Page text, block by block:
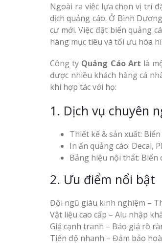
Ngoài ra việc lựa chọn vị trí
dịch quảng cáo. Ở Bình
cư mới. Việc đặt biển quảng
hàng mục tiêu và tối ưu hóa
Công ty Quảng Cáo Art là
được nhiều khách hàng cá
khi hợp tác với họ:
1. Dịch vụ chuyên
Thiết kế & sản xuất:
In ấn quảng cáo: Decal,
Bảng hiệu nội thất: Biển
2. Ưu điểm nổi bật
Đội ngũ giàu kinh nghiệm –
Vật liệu cao cấp – Alu nhập
Giá cạnh tranh – Báo giá rõ
Tiến độ nhanh – Đảm bảo